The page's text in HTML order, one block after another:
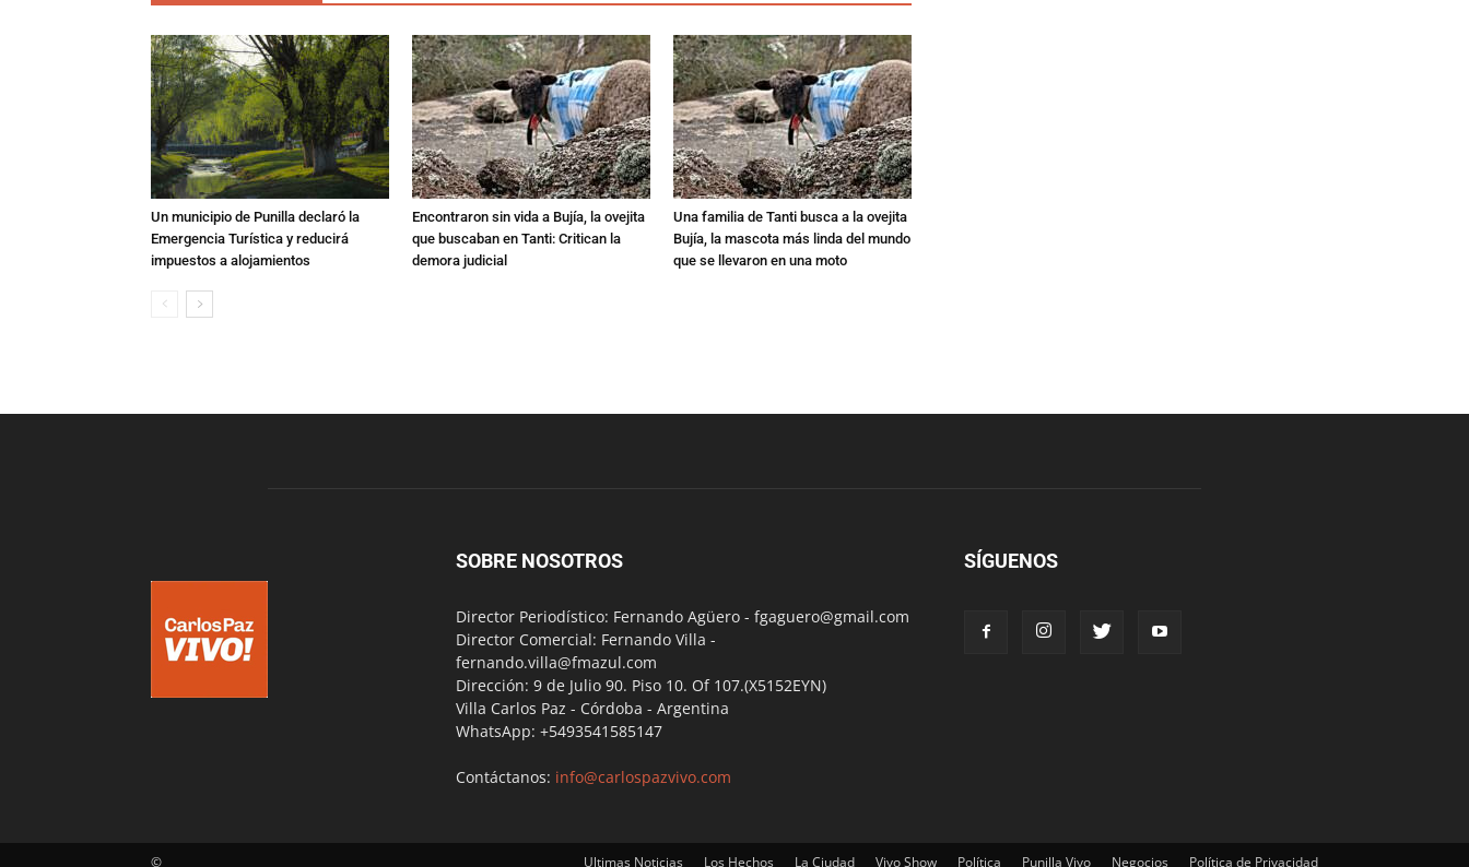
Un municipio de Punilla declaró la
Emergencia Turística y reducirá
impuestos a alojamientos
Encontraron sin vida a Bujía, la ovejita
que buscaban en Tanti: Critican la
demora judicial
Una familia de Tanti busca a la ovejita
Bujía, la mascota más linda del mundo
que se llevaron en una moto
SOBRE NOSOTROS
Director Periodístico: Fernando Agüero - fgaguero@gmail.com
Director Comercial: Fernando Villa -
fernando.villa@fmazul.com
Dirección: 9 de Julio 90. Piso 10. Of 107.(X5152EYN)
Villa Carlos Paz - Córdoba - Argentina
WhatsApp: +5493541585147
Contáctanos: info@carlospazvivo.com
SÍGUENOS
Ultimas Noticias Los Hechos La Ciudad Vivo Show Política Punilla Vivo Negocios Política de Privacidad
©